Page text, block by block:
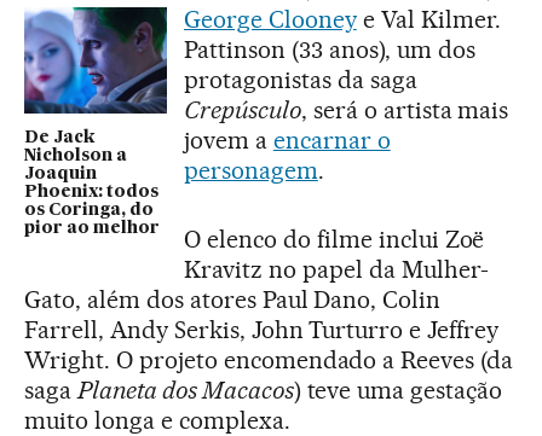
De Jack
Nicholson a
Joaquin
Phoenix: todos
os Coringa, do
pior ao melhor
George Clooneye Val Kilmer.
Pattinson (33 anos), um dos
protagonistas da saga
Crepúsculo, será o artista mais
jovem a encarnar o
personagem.
O elenco do filme inclui Zoë
Kravitz no papel da Mulher-
Gato, além dos atores Paul Dano, Colin
Farrell, Andy Serkis, John Turturro e Jeffrey
Wright. O projeto encomendado a Reeves (da
sagaPlaneta dos Macacos) teve uma gestação
muito longa e complexa.